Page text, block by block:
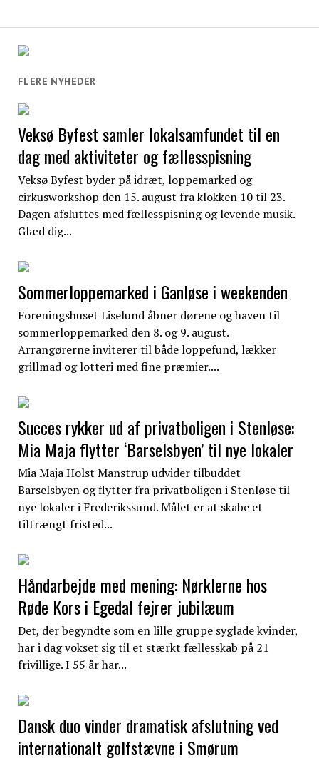
FLERE NYHEDER
Veksø Byfest samler lokalsamfundet til en
dag med aktiviteter og fællesspisning
Veksø Byfest byder på idræt, loppemarked og
cirkusworkshop den 15. august fra klokken 10 til 23.
Dagen afsluttes med fællesspisning og levende musik.
Glæd dig...
Sommerloppemarked i Ganløse i weekenden
Foreningshuset Liselund åbner dørene og haven til
sommerloppemarked den 8. og 9. august.
Arrangørerne inviterer til både loppefund, lækker
grillmad og lotteri med fine præmier....
Succes rykker ud af privatboligen i Stenløse:
Mia Maja flytter ‘Barselsbyen’ til nye lokaler
Mia Maja Holst Manstrup udvider tilbuddet
Barselsbyen og flytter fra privatboligen i Stenløse til
nye lokaler i Frederikssund. Målet er at skabe et
tiltrængt fristed...
Håndarbejde med mening: Nørklerne hos
Røde Kors i Egedal fejrer jubilæum
Det, der begyndte som en lille gruppe syglade kvinder,
har i dag vokset sig til et stærkt fællesskab på 21
frivillige. I 55 år har...
Dansk duo vinder dramatisk afslutning ved
internationalt golfstævne i Smørum